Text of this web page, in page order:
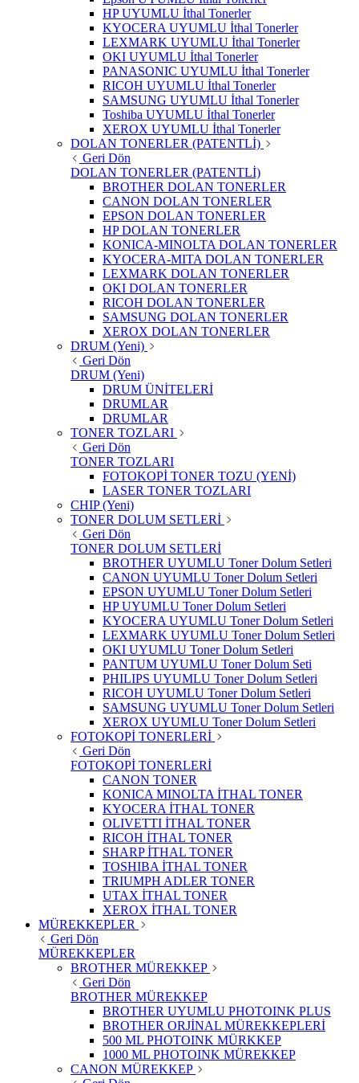
HP UYUMLU İthal Tonerler
KYOCERA UYUMLU İthal Tonerler
LEXMARK UYUMLU İthal Tonerler
OKI UYUMLU İthal Tonerler
PANASONIC UYUMLU İthal Tonerler
RICOH UYUMLU İthal Tonerler
SAMSUNG UYUMLU İthal Tonerler
Toshiba UYUMLU İthal Tonerler
XEROX UYUMLU İthal Tonerler
DOLAN TONERLER (PATENTLİ)
Geri Dön
DOLAN TONERLER (PATENTLİ)
BROTHER DOLAN TONERLER
CANON DOLAN TONERLER
EPSON DOLAN TONERLER
HP DOLAN TONERLER
KONICA-MINOLTA DOLAN TONERLER
KYOCERA-MITA DOLAN TONERLER
LEXMARK DOLAN TONERLER
OKI DOLAN TONERLER
RICOH DOLAN TONERLER
SAMSUNG DOLAN TONERLER
XEROX DOLAN TONERLER
DRUM (Yeni)
Geri Dön
DRUM (Yeni)
DRUM ÜNİTELERİ
DRUMLAR
DRUMLAR
TONER TOZLARI
Geri Dön
TONER TOZLARI
FOTOKOPİ TONER TOZU (YENİ)
LASER TONER TOZLARI
CHIP (Yeni)
TONER DOLUM SETLERİ
Geri Dön
TONER DOLUM SETLERİ
BROTHER UYUMLU Toner Dolum Setleri
CANON UYUMLU Toner Dolum Setleri
EPSON UYUMLU Toner Dolum Setleri
HP UYUMLU Toner Dolum Setleri
KYOCERA UYUMLU Toner Dolum Setleri
LEXMARK UYUMLU Toner Dolum Setleri
OKI UYUMLU Toner Dolum Setleri
PANTUM UYUMLU Toner Dolum Seti
PHILIPS UYUMLU Toner Dolum Setleri
RICOH UYUMLU Toner Dolum Setleri
SAMSUNG UYUMLU Toner Dolum Setleri
XEROX UYUMLU Toner Dolum Setleri
FOTOKOPİ TONERLERİ
Geri Dön
FOTOKOPİ TONERLERİ
CANON TONER
KONICA MINOLTA İTHAL TONER
KYOCERA İTHAL TONER
OLIVETTI İTHAL TONER
RICOH İTHAL TONER
SHARP İTHAL TONER
TOSHIBA İTHAL TONER
TRIUMPH ADLER TONER
UTAX İTHAL TONER
XEROX İTHAL TONER
MÜREKKEPLER
Geri Dön
MÜREKKEPLER
BROTHER MÜREKKEP
Geri Dön
BROTHER MÜREKKEP
BROTHER UYUMLU PHOTOINK PLUS
BROTHER ORJİNAL MÜREKKEPLERİ
500 ML PHOTOINK MÜRKKEP
1000 ML PHOTOINK MÜREKKEP
CANON MÜREKKEP